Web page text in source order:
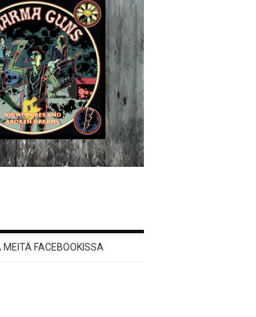
MEITÄ FACEBOOKISSA